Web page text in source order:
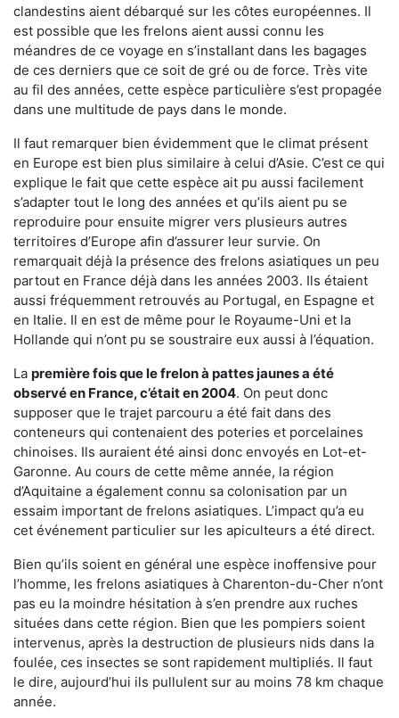
clandestins aient débarqué sur les côtes européennes. Il
est possible que les frelons aient aussi connu les
méandres de ce voyage en s’installant dans les bagages
de ces derniers que ce soit de gré ou de force. Très vite
au fil des années, cette espèce particulière s’est propagée
dans une multitude de pays dans le monde.
Il faut remarquer bien évidemment que le climat présent
en Europe est bien plus similaire à celui d’Asie. C’est ce qui
explique le fait que cette espèce ait pu aussi facilement
s’adapter tout le long des années et qu’ils aient pu se
reproduire pour ensuite migrer vers plusieurs autres
territoires d’Europe afin d’assurer leur survie. On
remarquait déjà la présence des frelons asiatiques un peu
partout en France déjà dans les années 2003. Ils étaient
aussi fréquemment retrouvés au Portugal, en Espagne et
en Italie. Il en est de même pour le Royaume-Uni et la
Hollande qui n’ont pu se soustraire eux aussi à l’équation.
La première fois que le frelon à pattes jaunes a été
observé en France, c’était en 2004. On peut donc
supposer que le trajet parcouru a été fait dans des
conteneurs qui contenaient des poteries et porcelaines
chinoises. Ils auraient été ainsi donc envoyés en Lot-et-
Garonne. Au cours de cette même année, la région
d’Aquitaine a également connu sa colonisation par un
essaim important de frelons asiatiques. L’impact qu’a eu
cet événement particulier sur les apiculteurs a été direct.
Bien qu’ils soient en général une espèce inoffensive pour
l’homme, les frelons asiatiques à Charenton-du-Cher n’ont
pas eu la moindre hésitation à s’en prendre aux ruches
situées dans cette région. Bien que les pompiers soient
intervenus, après la destruction de plusieurs nids dans la
foulée, ces insectes se sont rapidement multipliés. Il faut
le dire, aujourd’hui ils pullulent sur au moins 78 km chaque
année.